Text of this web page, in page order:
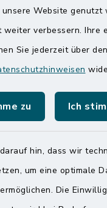
Website genutzt
weiter verbessern. Ihre
Sie jederzeit über
zu Ich
hin, dass wir
um eine optimale
Die
Kontakt
Barrierefreiheit
Impressum
Sitemap